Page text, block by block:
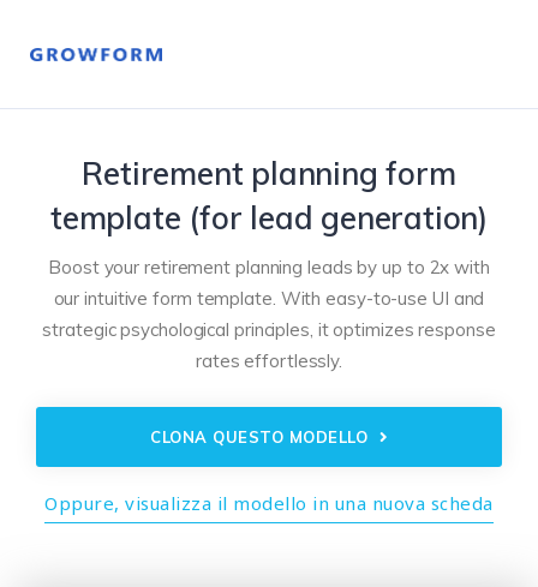
Retirement planning form
template (for lead generation)
Boost your retirement planning leads by up to 2x with
our intuitive form template. With easy-to-use UI and
strategic psychological principles, it optimizes response
rates effortlessly.
CLONA QUESTO MODELLO
Oppure, visualizza il modello in una nuova scheda